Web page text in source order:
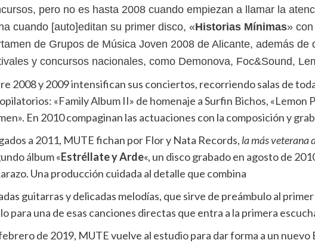
pero no es hasta 2008 cuando empiezan a llamar la
cuando [auto]editan su primer disco, «Historias Mínimas»
de Grupos de Música Joven 2008 de Alicante, además
y concursos nacionales, como Demonova, Foc&Sound,
2008 y 2009 intensifican sus conciertos, recorriendo salas de
«Family Album II» de homenaje a Surfin Bichos, «Lemon
En 2010 compaginan las actuaciones con la composición y
a 2011, MUTE fichan por Flor y Nata Records, la más veterana
álbum «Estréllate y Arde«, un disco grabado en agosto de
Una producción cuidada al detalle que combina
guitarras y delicadas melodías, que sirve de preámbulo al
para una de esas canciones directas que entra a la primera
de 2019, MUTE vuelve al estudio para dar forma a un nuevo